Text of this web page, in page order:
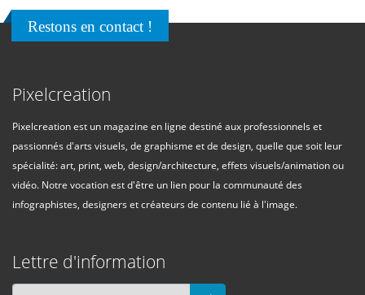
Restons en contact !
Pixelcreation
Pixelcreation est un magazine en ligne destiné aux professionnels et
passionnés d'arts visuels, de graphisme et de design, quelle que soit leur
spécialité: art, print, web, design/architecture, effets visuels/animation ou
vidéo. Notre vocation est d'être un lien pour la communauté des
infographistes, designers et créateurs de contenu lié à l'image.
Lettre d'information